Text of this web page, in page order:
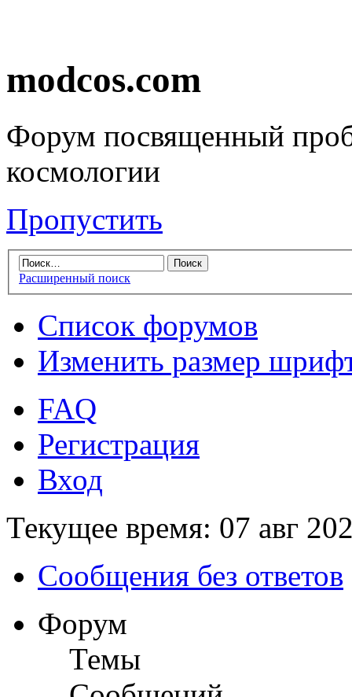
modcos.com
Форум посвященный
космологии
Пропустить
Расширенный поиск
Список форумов
Изменить размер
FAQ
Регистрация
Вход
Текущее время: 07 авг
Сообщения без ответов
Форум
Темы